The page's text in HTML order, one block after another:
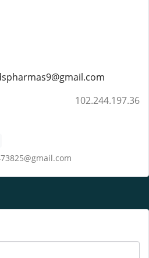
102.244.197.36